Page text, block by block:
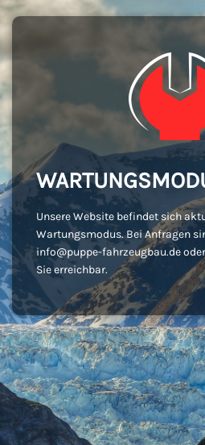
Unsere Website befindet sich
Wartungsmodus. Bei Anfragen
info@puppe-fahrzeugbau.de
Sie erreichbar.